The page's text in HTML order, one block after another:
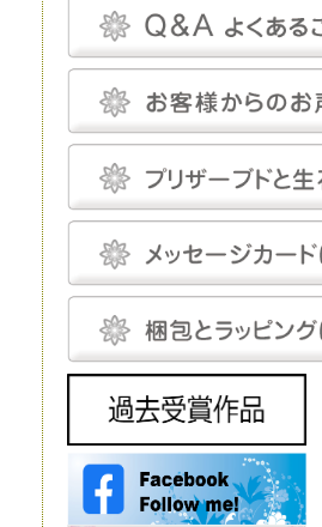
ための作業も施されます。
プリザーブドフラワーは染色も可能です。その
るのですが、メンテナンスフリーというわけで
温度と湿度に対してはデリケートで、これらに
いと、ヒビや色あせなどの発生を招きます。し
なしにして完全管理する必要はなく、気にし
プリザーブドフラワーにとって最適な温度は
50％程度です。プリザーブドフラワーは基本
で、茎は後付けになります。そのため、小さな
プレイまで、さまざまな用途で使えます。
生花
ザーブドフラワーと比較するとなると「切り花
魅力は、やはりその生命感です。
元々、寿命が短いということもあり、一生懸命
合、1～2週間で寿命を迎えてしまうことは生
飾ることを考えるとデメリットだといえるでし
スプレイとして使われることもありますが、
高価で、また、当然ながら長期間飾ることはで
造花は、実在するお花をモチーフにして作られ
ブドフラワーが原材料に生花を使うのに対し、
などを使いますので、まったく性質が異なりま
インテリアやフラワーアレンジメントにもよく
リティを持つ造花は、値段も高い代わりに驚く
ルックスや質感については、やはりほかの花と
ん。 もちろん、何も手をかけなくても美しさ